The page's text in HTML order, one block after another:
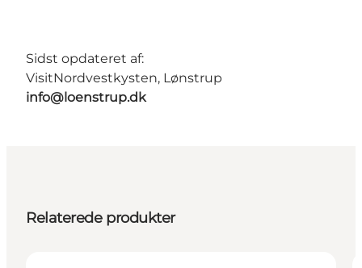
Sidst opdateret af:
VisitNordvestkysten, Lønstrup
info@loenstrup.dk
Relaterede produkter